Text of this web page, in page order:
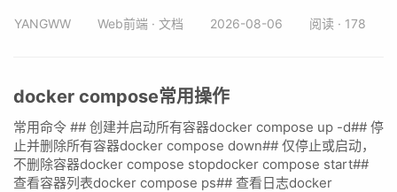
YANGWW Web前端 · 文档 2026-08-06 阅读 · 178
docker compose常用操作
常用命令 ## 创建并启动所有容器docker compose up -d## 停
止并删除所有容器docker compose down## 仅停止或启动，
不删除容器docker compose stopdocker compose start##
查看容器列表docker compose ps## 查看日志docker